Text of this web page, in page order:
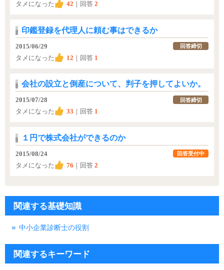
タメになった
42 ｜回答 2
印鑑登録を代理人に頼む事はできるか
2015/06/29
タメになった
12 ｜回答 1
回答締切
会社の設立と倒産について、判子を押してよいか。
2015/07/28
タメになった
33 ｜回答 1
回答締切
１円で株式会社ができるのか
2015/08/24
タメになった
76 ｜回答 2
回答受付中
関連する基礎知識
中小企業診断士の役割
関連するキーワード